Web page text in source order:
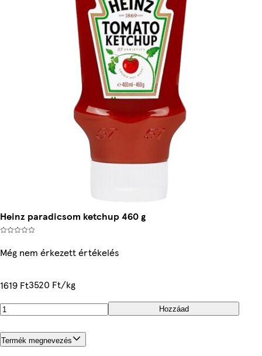
Heinz paradicsom ketchup 460 g
Még nem érkezett értékelés
1619 Ft3520 Ft/kg
Hozzáad
Termék megnevezés